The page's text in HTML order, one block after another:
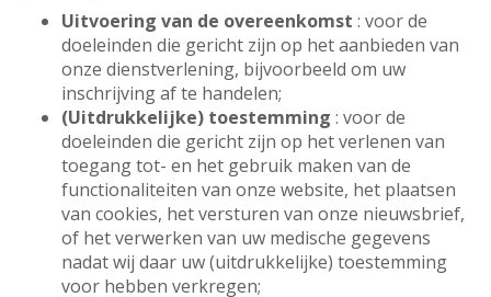
Uitvoering van de overeenkomst : voor de
doeleinden die gericht zijn op het aanbieden van
onze dienstverlening, bijvoorbeeld om uw
inschrijving af te handelen;
(Uitdrukkelijke) toestemming : voor de
doeleinden die gericht zijn op het verlenen van
toegang tot- en het gebruik maken van de
functionaliteiten van onze website, het plaatsen
van cookies, het versturen van onze nieuwsbrief,
of het verwerken van uw medische gegevens
nadat wij daar uw (uitdrukkelijke) toestemming
voor hebben verkregen;